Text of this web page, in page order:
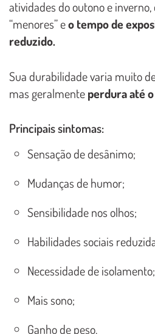
atividades do outono e
“menores” eo tempo de
reduzido.
Sua durabilidade varia muito
mas geralmenteperdura até
Principais sintomas:
Sensação de desânimo;
Mudanças de humor;
Sensibilidade nos olhos;
Habilidades sociais
Necessidade de isolamento;
Mais sono;
Ganho de peso.